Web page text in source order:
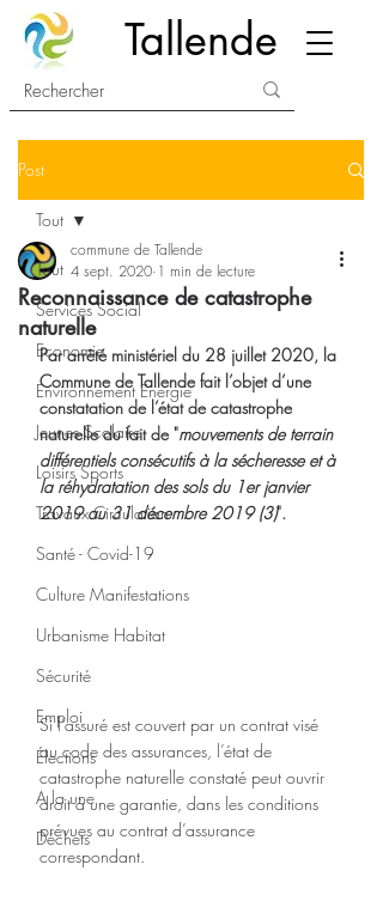
Tallende
Post
Tout
Services Social
Economie
Environnement Energie
Jeunes Scolaire
Loisirs Sports
Travaux Circulation
Santé - Covid-19
Culture Manifestations
Urbanisme Habitat
Sécurité
Emploi
Élections
A la une
Déchets
Tout
Reconnaissance de catastrophe
naturelle
commune de Tallende
4 sept. 2020 1 min de lecture
Par arrêté ministériel du 28 juillet 2020, la
Commune de Tallende fait l’objet d’une
constatation de l’état de catastrophe
naturelle du fait de "mouvements de terrain
différentiels consécutifs à la sécheresse et à
la réhydratation des sols du 1er janvier
2019 au 31 décembre 2019 (3)".
Si l’assuré est couvert par un contrat visé
au code des assurances, l’état de
catastrophe naturelle constaté peut ouvrir
droit à une garantie, dans les conditions
prévues au contrat d’assurance
correspondant.